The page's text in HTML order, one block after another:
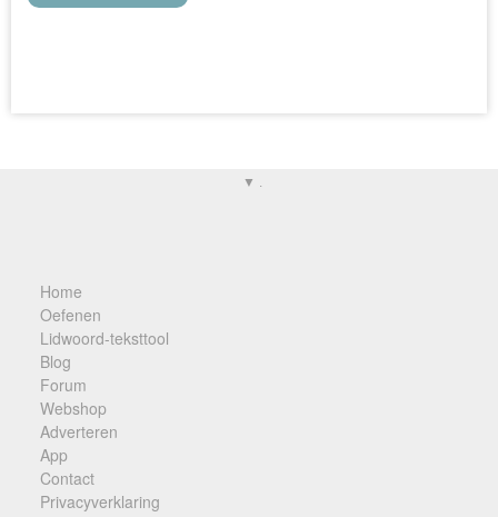
▼ .
Home
Oefenen
Lidwoord-teksttool
Blog
Forum
Webshop
Adverteren
App
Contact
Privacyverklaring